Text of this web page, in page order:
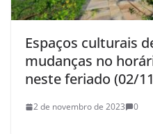
Espaços culturais
mudanças no
neste feriado (02/
2 de novembro de 2023 0